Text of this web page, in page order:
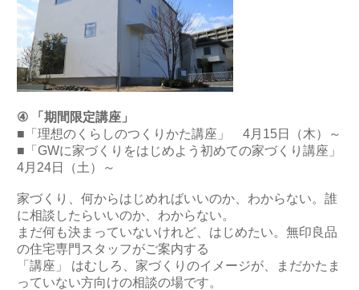
④ 「期間限定講座」
■「理想のくらしのつくりかた講座」 4月15日（木）～
■「GWに家づくりをはじめよう初めての家づくり講座」
4月24日（土）～
家づくり、何からはじめればいいのか、わからない。誰
に相談したらいいのか、わからない。
まだ何も決まっていないけれど、はじめたい。無印良品
の住宅専門スタッフがご案内する
「講座」 はむしろ、家づくりのイメージが、まだかたま
っていない方向けの相談の場です。